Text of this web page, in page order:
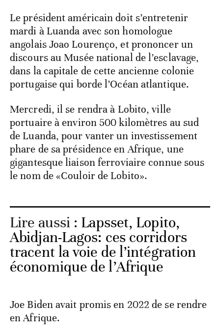
Le président américain doit s’entretenir
mardi à Luanda avec son homologue
angolais Joao Lourenço, et prononcer un
discours au Musée national de l’esclavage,
dans la capitale de cette ancienne colonie
portugaise qui borde l’Océan atlantique.
Mercredi, il se rendra à Lobito, ville
portuaire à environ 500 kilomètres au sud
de Luanda, pour vanter un investissement
phare de sa présidence en Afrique, une
gigantesque liaison ferroviaire connue sous
le nom de «Couloir de Lobito».
Lire aussi : Lapsset, Lopito,
Abidjan-Lagos: ces corridors
tracent la voie de l’intégration
économique de l’Afrique
Joe Biden avait promis en 2022 de se rendre
en Afrique.